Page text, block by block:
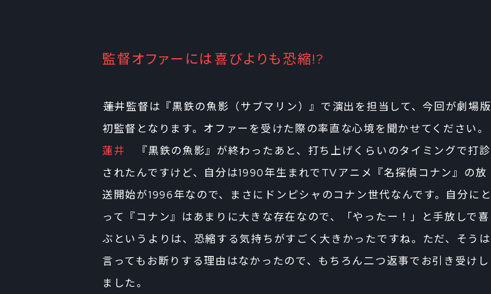
監督オファーには喜びよりも恐縮!?
――蓮井監督は『黒鉄の魚影（サブマリン）』で演出を担当して、今回が劇場版
初監督となります。オファーを受けた際の率直な心境を聞かせてください。
蓮井
『黒鉄の魚影』が終わったあと、打ち上げくらいのタイミングで打診
されたんですけど、自分は1990年生まれでTVアニメ『名探偵コナン』の放
送開始が1996年なので、まさにドンピシャのコナン世代なんです。自分にと
って『コナン』はあまりに大きな存在なので、「やったー！」と手放しで喜
ぶというよりは、恐縮する気持ちがすごく大きかったですね。ただ、そうは
言ってもお断りする理由はなかったので、もちろん二つ返事でお引き受けし
ました。